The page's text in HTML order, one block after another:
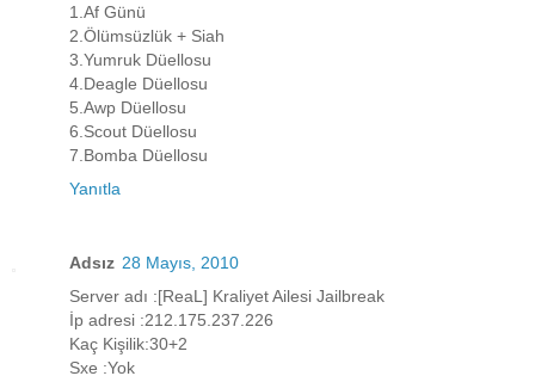
1.Af Günü
2.Ölümsüzlük + Siah
3.Yumruk Düellosu
4.Deagle Düellosu
5.Awp Düellosu
6.Scout Düellosu
7.Bomba Düellosu
Yanıtla
Adsız 28 Mayıs, 2010
Server adı :[ReaL] Kraliyet Ailesi Jailbreak
İp adresi :212.175.237.226
Kaç Kişilik:30+2
Sxe :Yok